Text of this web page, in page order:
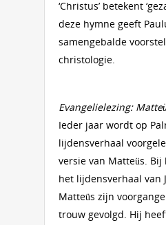
‘Christus’ betekent
deze hymne geeft
samengebalde
christologie.
Evangelielezing:
Ieder jaar wordt op
lijdensverhaal
versie van Matteüs.
het lijdensverhaal van
Matteüs zijn
trouw gevolgd. Hij